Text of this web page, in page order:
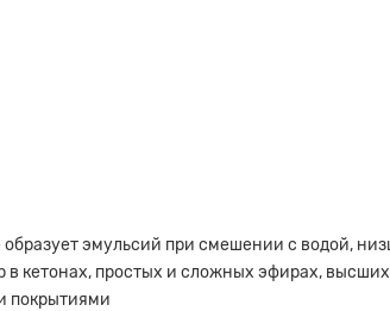
образует эмульсий при смешении с водой,
в кетонах, простых и сложных эфирах,
покрытиями